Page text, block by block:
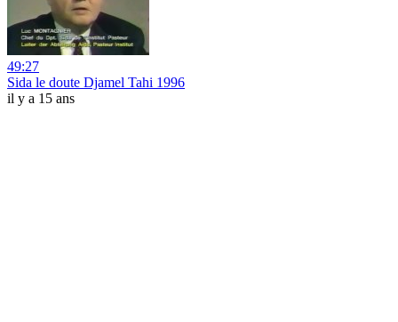
49:27
Sida le doute Djamel Tahi 1996
il y a 15 ans